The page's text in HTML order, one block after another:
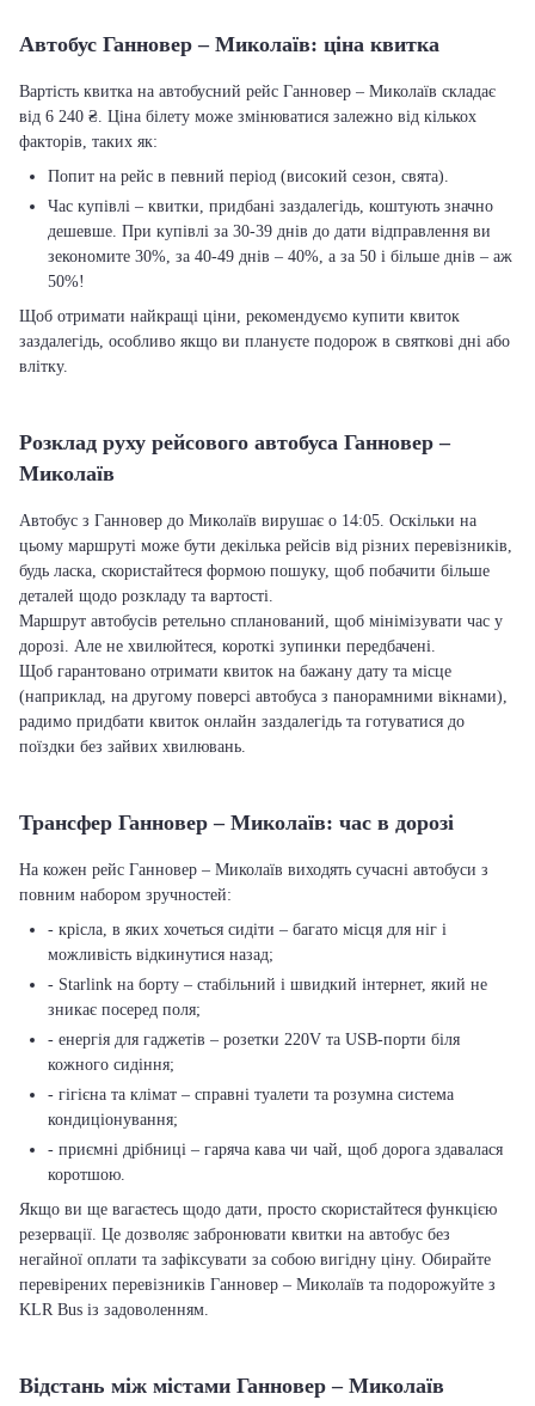
Автобус Ганновер – Миколаїв: ціна квитка
Вартість квитка на автобусний рейс Ганновер – Миколаїв складає
від 6 240 ₴. Ціна білету може змінюватися залежно від кількох
факторів, таких як:
Попит на рейс в певний період (високий сезон, свята).
Час купівлі – квитки, придбані заздалегідь, коштують значно
дешевше. При купівлі за 30-39 днів до дати відправлення ви
зекономите 30%, за 40-49 днів – 40%, а за 50 і більше днів – аж
50%!
Щоб отримати найкращі ціни, рекомендуємо купити квиток
заздалегідь, особливо якщо ви плануєте подорож в святкові дні або
влітку.
Розклад руху рейсового автобуса Ганновер –
Миколаїв
Автобус з Ганновер до Миколаїв вирушає о 14:05. Оскільки на
цьому маршруті може бути декілька рейсів від різних перевізників,
будь ласка, скористайтеся формою пошуку, щоб побачити більше
деталей щодо розкладу та вартості.
Маршрут автобусів ретельно спланований, щоб мінімізувати час у
дорозі. Але не хвилюйтеся, короткі зупинки передбачені.
Щоб гарантовано отримати квиток на бажану дату та місце
(наприклад, на другому поверсі автобуса з панорамними вікнами),
радимо придбати квиток онлайн заздалегідь та готуватися до
поїздки без зайвих хвилювань.
Трансфер Ганновер – Миколаїв: час в дорозі
На кожен рейс Ганновер – Миколаїв виходять сучасні автобуси з
повним набором зручностей:
- крісла, в яких хочеться сидіти – багато місця для ніг і
можливість відкинутися назад;
- Starlink на борту – стабільний і швидкий інтернет, який не
зникає посеред поля;
- енергія для гаджетів – розетки 220V та USB-порти біля
кожного сидіння;
- гігієна та клімат – справні туалети та розумна система
кондиціонування;
- приємні дрібниці – гаряча кава чи чай, щоб дорога здавалася
коротшою.
Якщо ви ще вагаєтесь щодо дати, просто скористайтеся функцією
резервації. Це дозволяє забронювати квитки на автобус без
негайної оплати та зафіксувати за собою вигідну ціну. Обирайте
перевірених перевізників Ганновер – Миколаїв та подорожуйте з
KLR Bus із задоволенням.
Відстань між містами Ганновер – Миколаїв